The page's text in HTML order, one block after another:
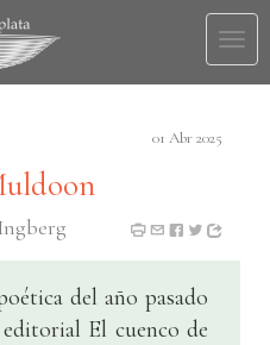
01 Abr 2025
del año pasado
El cuenco de